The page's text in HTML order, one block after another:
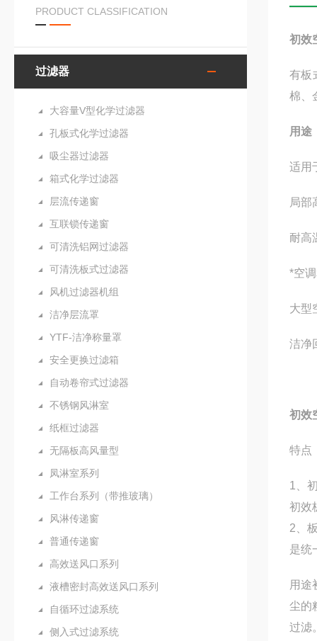
PRODUCT CLASSIFICATION
过滤器
大容量V型化学过滤器
孔板式化学过滤器
吸尘器过滤器
箱式化学过滤器
层流传递窗
互联锁传递窗
可清洗铝网过滤器
可清洗板式过滤器
风机过滤器机组
洁净层流罩
YTF-洁净称量罩
安全更换过滤箱
自动卷帘式过滤器
不锈钢风淋室
纸框过滤器
无隔板高风量型
凤淋室系列
工作台系列（带推玻璃）
风淋传递窗
普通传递窗
高效送风口系列
液槽密封高效送风口系列
自循环过滤系统
侧入式过滤系统
初效
有板
棉、
用途
适用
局部
耐高
*空
大型
洁净
初效
特点
1、
初效
2、
是统
用途
尘的
过滤